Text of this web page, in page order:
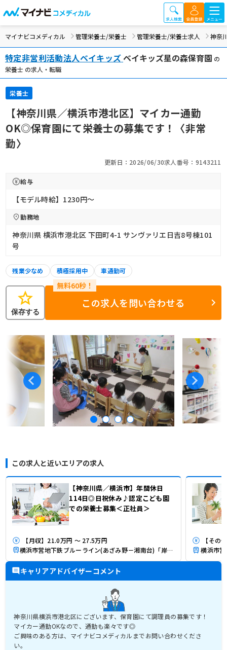
マイナビコメディカル 管理栄養士/栄養士 管理栄養士/栄養士求人 神奈
特定非営利活動法人ベイキッズベイキッズ星の森保育園 の
栄養士 の求人・転職
栄養士
【神奈川県／横浜市港北区】マイカー通勤
OK◎保育園にて栄養士の募集です！〈非常
勤〉
更新日：2026/06/30求人番号：9143211
給与
【モデル時給】1230円〜
勤務地
神奈川県 横浜市港北区 下田町4-1 サンヴァリエ日吉8号棟101
号
残業少なめ 積極採用中 車通勤可
star
保存する
この求人を問い合わせる
この求人と近いエリアの求人
【神奈川県／横浜市】年間休日
114日◎日祝休み♪認定こども園
での栄養士募集＜正社員＞
【月収】21.0万円 ～ 27.5万円
横浜市営地下鉄ブルーライン(あざみ野－湘南台)「岸根公園駅」（徒歩10分）
【その
キャリアアドバイザーコメント
神奈川県横浜市港北区にございます、保育園にて調理員の募集です！
マイカー通勤OKなので、通勤も楽々です◎
ご興味のある方は、マイナビコメディカルまでお問い合わせくださ
い。